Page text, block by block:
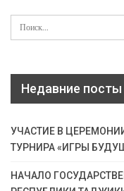
Недавние посты
УЧАСТИЕ В
ТУРНИРА «ИГРЫ
НАЧАЛО